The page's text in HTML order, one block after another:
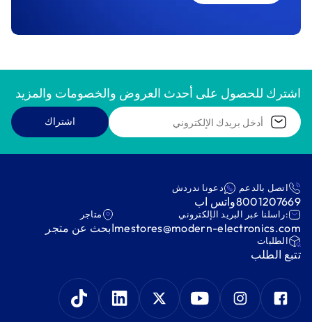
اشترك للحصول على أحدث العروض والخصومات والمزيد
اشتراك
اتصل بالدعم
8001207669
دعونا ندردش
واتس اب
:راسلنا عبر البريد الإلكتروني
mestores@modern-electronics.com
متاجر
ابحث عن متجر
‫الطلبات‬
‫تتبع الطلب‬